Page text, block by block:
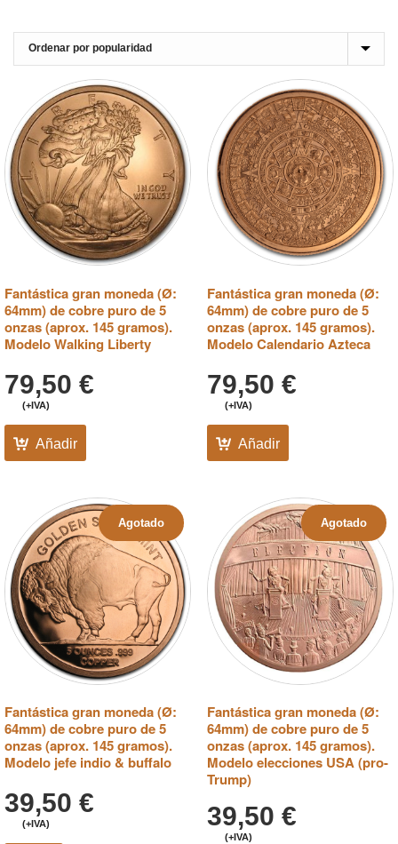
Fantástica gran moneda (Ø:
64mm) de cobre puro de 5
onzas (aprox. 145 gramos).
Modelo Walking Liberty
79,50 €
(+IVA)
Añadir
Fantástica gran moneda (Ø:
64mm) de cobre puro de 5
onzas (aprox. 145 gramos).
Modelo Calendario Azteca
79,50 €
(+IVA)
Añadir
Fantástica gran moneda (Ø:
64mm) de cobre puro de 5
onzas (aprox. 145 gramos).
Modelo jefe indio & buffalo
Agotado
39,50 €
(+IVA)
Fantástica gran moneda (Ø:
64mm) de cobre puro de 5
onzas (aprox. 145 gramos).
Modelo elecciones USA (pro-
Trump)
Agotado
39,50 €
(+IVA)